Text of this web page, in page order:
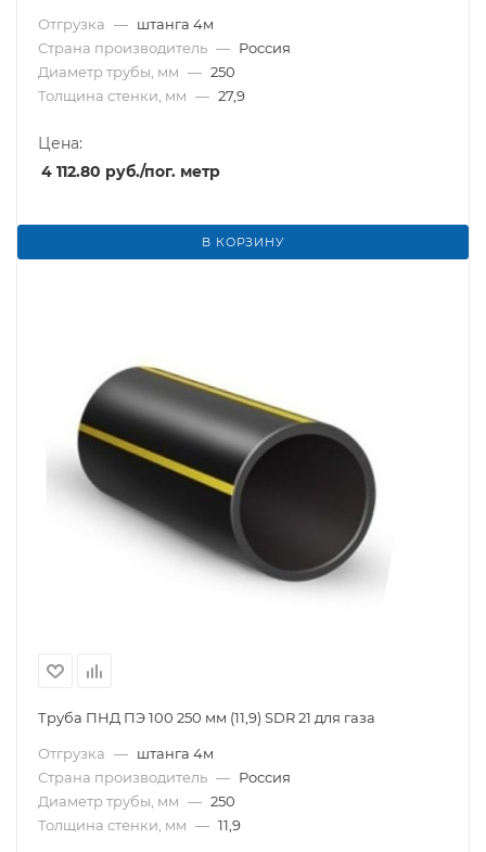
Отгрузка — штанга 4м
Страна производитель — Россия
Диаметр трубы, мм — 250
Толщина стенки, мм — 27,9
Цена:
4 112.80 руб./пог. метр
В КОРЗИНУ
Труба ПНД ПЭ 100 250 мм (11,9) SDR 21 для газа
Отгрузка — штанга 4м
Страна производитель — Россия
Диаметр трубы, мм — 250
Толщина стенки, мм — 11,9